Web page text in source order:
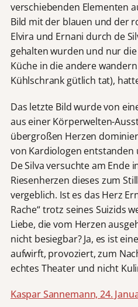
verschiebenden Elementen
Bild mit der blauen und der
Elvira und Ernani durch de
gehalten wurden und nur
Küche in die andere
Kühlschrank gütlich tat),
Das letzte Bild wurde von
aus einer Körperwelten-
übergroßen Herzen
von Kardiologen
De Silva versuchte am Ende
Riesenherzen dieses zum
vergeblich. Ist es das Herz
Rache“ trotz seines Suizids
Liebe, die vom Herzen
nicht besiegbar? Ja, es ist
aufwirft, provoziert, zum
echtes Theater und nicht
Kaspar Sannemann, 24.